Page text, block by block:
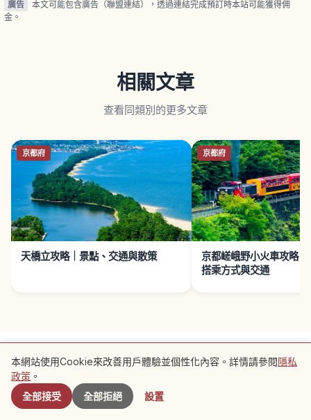
廣告
本文可能包含廣告（聯盟連結），透過連結完成預訂時本站可能獲得佣
金。
相關文章
查看同類別的更多文章
京都府
天橋立攻略｜景點、交通與散策
京都府
京都嵯峨野小火車攻略
搭乘方式與交通
附近景點
使用條款 隱私政策
本網站使用Cookie來改善用戶體驗並個性化內容。詳情請參閱隱私
政策 。
全部接受
全部拒絕 設置